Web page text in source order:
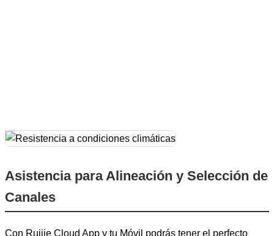
Asistencia para Alineación y Selección de
Canales
Con Ruijie Cloud App y tu Móvil podrás tener el perfecto